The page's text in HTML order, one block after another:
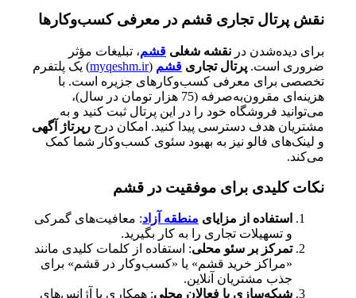
نقش پرتال تجاری قشم در معرفی کسب‌وکارها
برای دیده‌شدن در نقشه شغلی قشم، تبلیغات مؤثر
ضروری است. پرتال تجاری قشم (
myqeshm.ir) یک پلتفرم
تخصصی برای معرفی کسب‌وکارهای جزیره است. با
هزینه‌ای مقرون‌به‌صرفه (75 هزار تومان در سال)،
می‌توانید فروشگاه خود را در این پرتال ثبت کنید و به
مشتریان هدف دسترسی پیدا کنید. امکان درج رپرتاژ آگهی
و لینک‌های فالو نیز به بهبود سئوی کسب‌وکار شما کمک
می‌کند.
نکات کلیدی برای موفقیت در قشم
استفاده از مزایای منطقه آزاد: معافیت‌های گمرکی
و تسهیلات تجاری را به کار بگیرید.
تمرکز بر سئو محلی: استفاده از کلمات کلیدی مانند
«مراکز خرید قشم» یا «کسب‌وکار در قشم» برای
جذب مشتریان آنلاین.
شبکه‌سازی با فعالان محلی: همکاری با آژانس‌های